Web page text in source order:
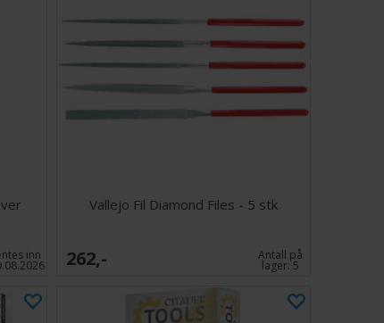
inn
Vallejo Fil Diamond Files - 5 stk
262,- Antall på
lager:5